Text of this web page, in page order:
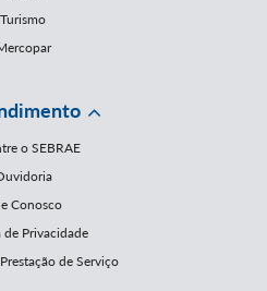
Turismo
o SEBRAE
Conosco
de Privacidade
de Serviço